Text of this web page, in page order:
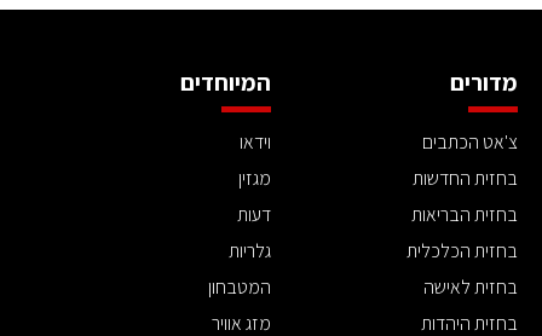
מדורים
צ'אט הכתבים
בחזית החדשות
בחזית הבריאות
בחזית הכלכלית
בחזית לאישה
בחזית היהדות
המיוחדים
וידאו
מגזין
דעות
גלריות
המטבחון
מזג אוויר